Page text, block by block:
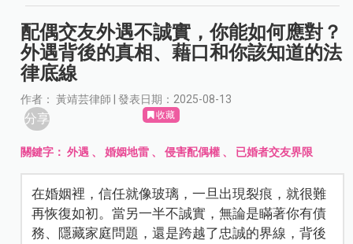
配偶交友外遇不誠實，你能如何應對？
外遇背後的真相、藉口和你該知道的法
律底線
作者： 黃靖芸律師 | 發表日期：2025-08-13
分享 收藏
關鍵字：外遇 、婚姻地雷 、侵害配偶權 、 已婚者交友界限
在婚姻裡，信任就像玻璃，一旦出現裂痕，就很難
再恢復如初。當另一半不誠實，無論是瞞著你有債
務、隱藏家庭問題，還是跨越了忠誠的界線，背後